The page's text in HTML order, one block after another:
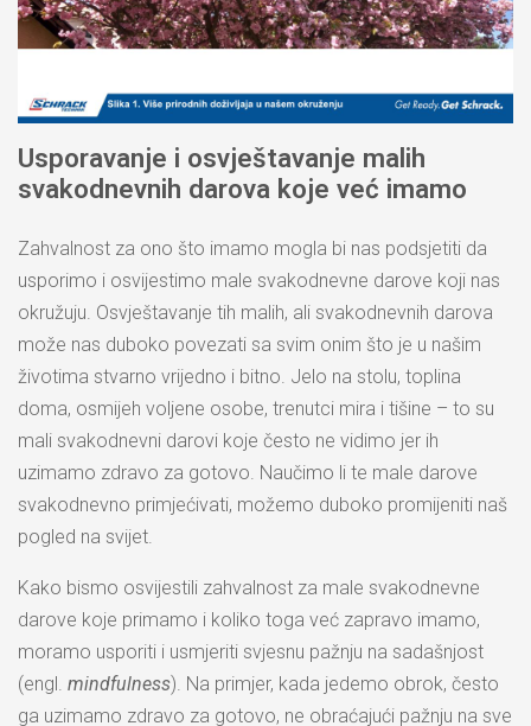
Usporavanje i osvještavanje malih
svakodnevnih darova koje već imamo
Zahvalnost za ono što imamo mogla bi nas podsjetiti da
usporimo i osvijestimo male svakodnevne darove koji nas
okružuju. Osvještavanje tih malih, ali svakodnevnih darova
može nas duboko povezati sa svim onim što je u našim
životima stvarno vrijedno i bitno. Jelo na stolu, toplina
doma, osmijeh voljene osobe, trenutci mira i tišine – to su
mali svakodnevni darovi koje često ne vidimo jer ih
uzimamo zdravo za gotovo. Naučimo li te male darove
svakodnevno primjećivati, možemo duboko promijeniti naš
pogled na svijet.
Kako bismo osvijestili zahvalnost za male svakodnevne
darove koje primamo i koliko toga već zapravo imamo,
moramo usporiti i usmjeriti svjesnu pažnju na sadašnjost
(engl. mindfulness). Na primjer, kada jedemo obrok, često
ga uzimamo zdravo za gotovo, ne obraćajući pažnju na sve